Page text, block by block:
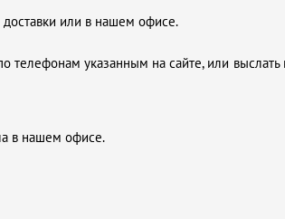
доставки или в нашем офисе.
телефонам указанным на сайте, или выслать
в нашем офисе.